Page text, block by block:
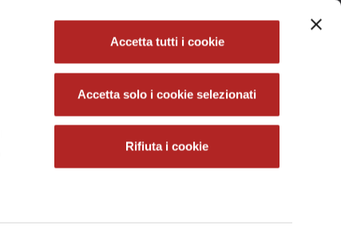
Accetta tutti i cookie
Accetta solo i cookie selezionati
Rifiuta i cookie